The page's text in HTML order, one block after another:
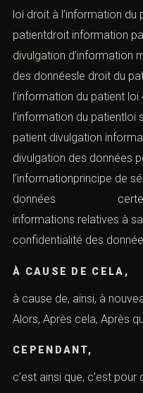
loi droit à l’information
patientdroit information
divulgation d’information
des donnéesle droit du
l’information du patient
l’information du patientloi
patient divulgation
divulgation des données
l’informationprincipe de
données certes,
informations relatives à
confidentialité des
À CAUSE DE CELA,
à cause de, ainsi, à
Alors, Après cela, Après
CEPENDANT,
c’est ainsi que, c’est